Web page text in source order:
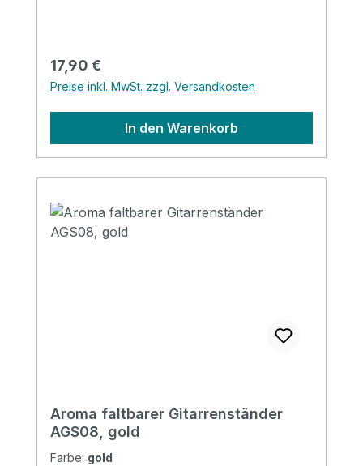
Regulärer Preis:
17,90 €
Preise inkl. MwSt. zzgl. Versandkosten
In den Warenkorb
Aroma faltbarer Gitarrenständer
AGS08, gold
Farbe: gold